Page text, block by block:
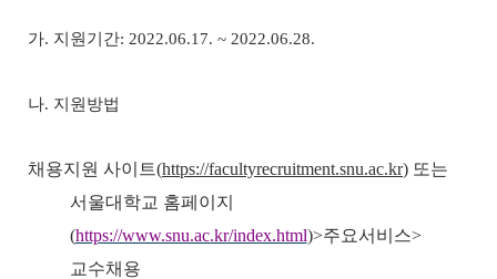
가. 지원기간: 2022.06.17. ~ 2022.06.28.
나. 지원방법
채용지원 사이트(https://facultyrecruitment.snu.ac.kr) 또는
서울대학교 홈페이지
(https://www.snu.ac.kr/index.html)>주요서비스>
교수채용